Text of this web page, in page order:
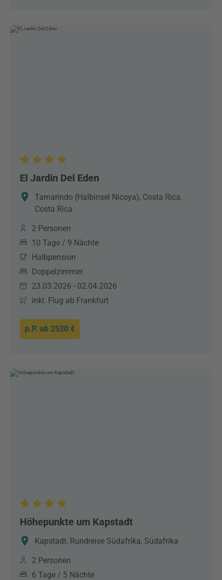
El Jardin Del Eden
Tamarindo (Halbinsel Nicoya), Costa Rica,
Costa Rica
2 Personen
10 Tage / 9 Nächte
Halbpension
Doppelzimmer
23.03.2026 - 02.04.2026
inkl. Flug ab Frankfurt
p.P. ab 2520 €
Höhepunkte um Kapstadt
Kapstadt, Rundreise Südafrika, Südafrika
2 Personen
6 Tage / 5 Nächte